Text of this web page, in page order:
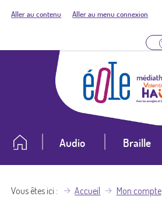
Aller au contenu Aller au menu connexion
Audio Braille
Vous êtes ici Accueil Mon compte